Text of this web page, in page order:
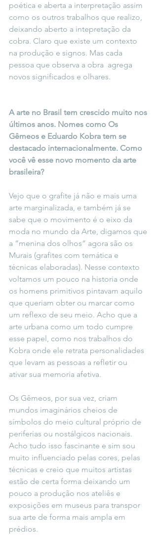
poética e aberta a interpretação assim
como os outros trabalhos que realizo,
deixando aberto a intepretação da
cobra. Claro que existe um contexto
na produção e signos. Mas cada
pessoa que observa a obra  agrega
novos significados e olhares.
A arte no Brasil tem crescido muito nos
últimos anos. Nomes como Os
Gêmeos e Eduardo Kobra tem se
destacado internacionalmente. Como
você vê esse novo momento da arte
brasileira?
Vejo que o grafite já não e mais uma
arte marginalizada, e também já se
sabe que o movimento é o eixo da
moda no mundo da Arte, digamos que
a ”menina dos olhos” agora são os
Murais (grafites com temática e
técnicas elaboradas). Nesse contexto
voltamos um pouco na historia onde
os homens primitivos pintavam aquilo
que queriam obter ou marcar como
um reflexo de seu meio. Acho que a
arte urbana como um todo cumpre
esse papel, como nos trabalhos do
Kobra onde ele retrata personalidades
que levam as pessoas a refletir ou
ativar sua memoria afetiva.
Os Gêmeos, por sua vez, criam
mundos imaginários cheios de
símbolos do meio cultural próprio de
periferias ou nostálgicos nacionais.
Acho tudo isso fascinante e sim sou
muito influenciado pelas cores, pelas
técnicas e creio que muitos artistas
estão de certa forma deixando um
pouco a produção nos ateliês e
exposições em museus para transpor
sua arte de forma mais ampla em
prédios.